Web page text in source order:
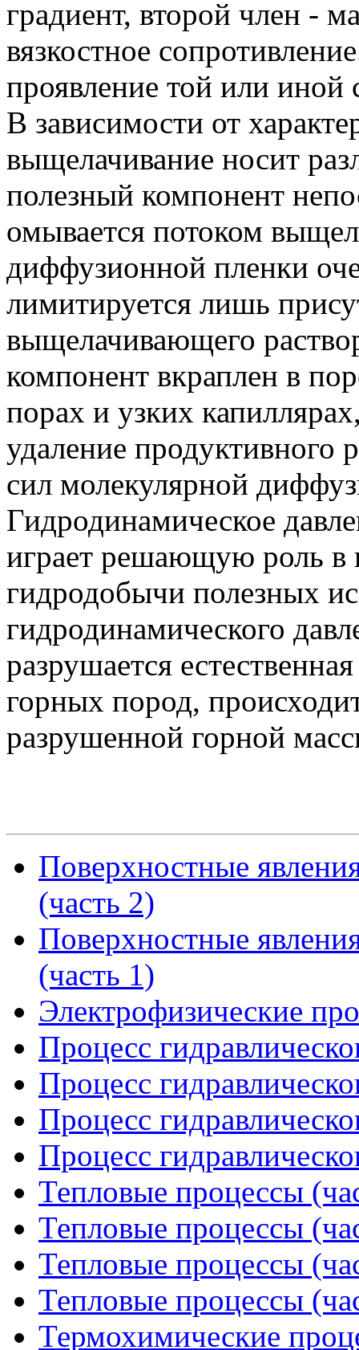
градиент, второй член -
вязкостное
проявление той или иной
В зависимости от
выщелачивание носит
полезный компонент
омывается потоком
диффузионной пленки
лимитируется лишь
выщелачивающего
компонент вкраплен в
порах и узких
удаление продуктивного
сил молекулярной
Гидродинамическое
играет решающую роль в
гидродобычи полезных
гидродинамического
разрушается
горных пород,
разрушенной горной
Поверхностные
(часть 2)
Поверхностные
(часть 1)
Электрофизические
Процесс
Процесс
Процесс
Процесс
Тепловые процессы
Тепловые процессы
Тепловые процессы
Тепловые процессы
Термохимические